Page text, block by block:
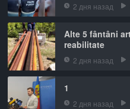
2 дня назад
Alte 5 fântâni
reabilitate
2 дня назад
1
2 дня назад